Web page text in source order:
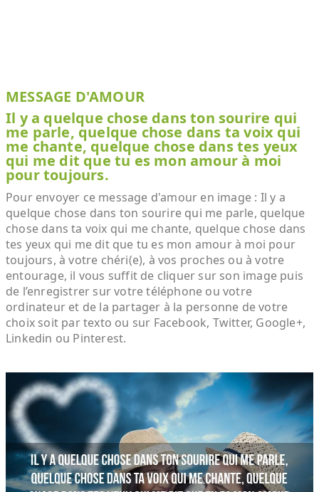
MESSAGE D'AMOUR
Il y a quelque chose dans ton sourire qui
me parle, quelque chose dans ta voix qui
me chante, quelque chose dans tes yeux
qui me dit que tu es mon amour à moi
pour toujours.
Pour envoyer ce message d'amour en image : Il y a
quelque chose dans ton sourire qui me parle, quelque
chose dans ta voix qui me chante, quelque chose dans
tes yeux qui me dit que tu es mon amour à moi pour
toujours, à votre chéri(e), à vos proches ou à votre
entourage, il vous suffit de cliquer sur son image puis
de l’enregistrer sur votre téléphone ou votre
ordinateur et de la partager à la personne de votre
choix soit par texto ou sur Facebook, Twitter, Google+,
Linkedin ou Pinterest.